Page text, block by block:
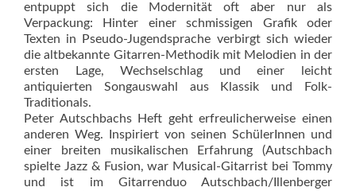
entpuppt sich die Modernität oft aber nur als
Verpackung: Hinter einer schmissigen Grafik oder
Texten in Pseudo-­Jugendsprache verbirgt sich wieder
die altbekannte Gitarren-­Methodik mit Melodien in der
ersten Lage, Wechselschlag und einer leicht
antiquierten Songauswahl aus Klassik und Folk-
Traditionals.
Peter Autschbachs Heft geht erfreulicherweise einen
anderen Weg. Inspiriert von seinen SchülerInnen und
einer breiten musikalischen Erfahrung (Autschbach
spielte Jazz & Fusion, war Musical-Gitarrist bei Tommy
und ist im Gitarrenduo Autschbach/Illenberger